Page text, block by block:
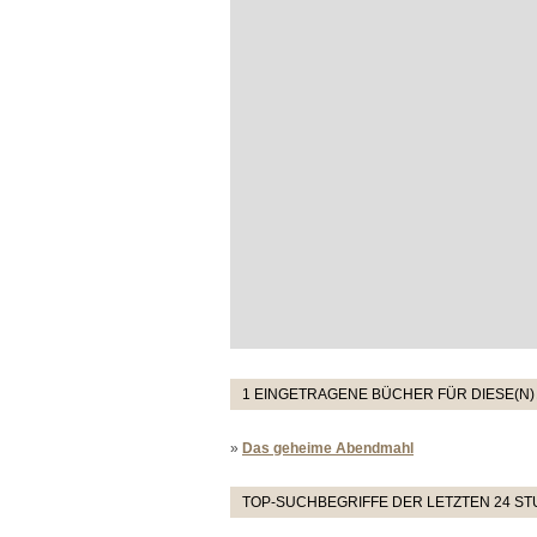
1 EINGETRAGENE BÜCHER FÜR DIESE(N)
» Das geheime Abendmahl
TOP-SUCHBEGRIFFE DER LETZTEN 24